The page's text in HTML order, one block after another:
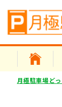
月極駐車場ど